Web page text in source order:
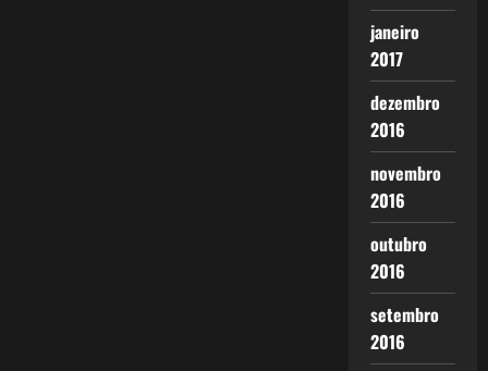
janeiro
2017
dezembro
2016
novembro
2016
outubro
2016
setembro
2016